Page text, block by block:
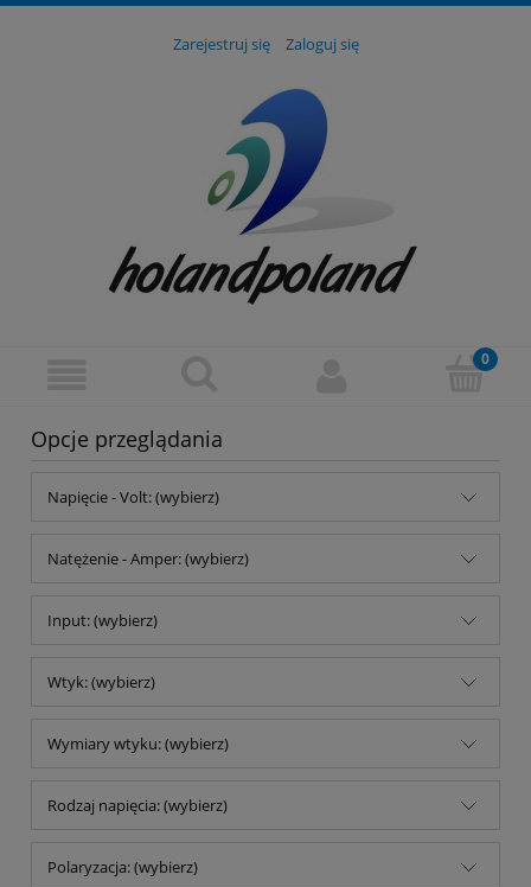
Zarejestruj się Zaloguj się
Opcje przeglądania
Napięcie - Volt: (wybierz)
Natężenie - Amper: (wybierz)
Input: (wybierz)
Wtyk: (wybierz)
Wymiary wtyku: (wybierz)
Rodzaj napięcia: (wybierz)
Polaryzacja: (wybierz)